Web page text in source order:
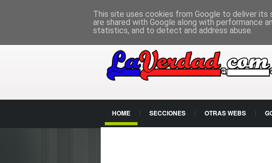
HOME SECCIONES OTRAS WEBS
This site uses cookies from Google to deliver its
are shared with Google along with performance
statistics, and to detect and address abuse.